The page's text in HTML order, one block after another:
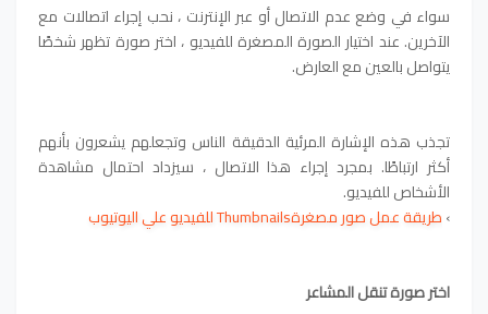
سواء في وضع عدم الاتصال أو عبر الإنترنت ، نحب إجراء اتصالات مع
الآخرين. عند اختيار الصورة المصغرة للفيديو ، اختر صورة تظهر شخصًا
يتواصل بالعين مع العارض.
تجذب هذه الإشارة المرئية الدقيقة الناس وتجعلهم يشعرون بأنهم
أكثر ارتباطًا. بمجرد إجراء هذا الاتصال ، سيزداد احتمال مشاهدة
الأشخاص للفيديو.
›طريقة عمل صور مصغرةThumbnails للفيديو علي اليوتيوب
اختر صورة تنقل المشاعر